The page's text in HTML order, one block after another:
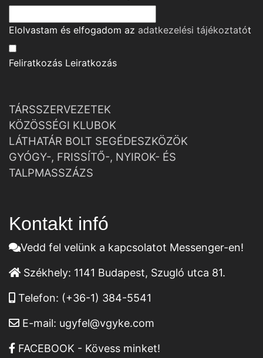
Elolvastam és elfogadom az adatkezelési tájékoztatót
Feliratkozás Leiratkozás
TÁRSSZERVEZETEK
KÖZÖSSÉGI KLUBOK
LÁTHATÁR BOLT SEGÉDESZKÖZÖK
GYÓGY-, FRISSÍTŐ-, NYIROK- ÉS
TALPMASSZÁZS
Kontakt infó
Vedd fel velünk a kapcsolatot Messenger-en!
Székhely: 1141 Budapest, Szugló utca 81.
Telefon: (+36-1) 384-5541
E-mail: ugyfel@vgyke.com
FACEBOOK - Kövess minket!